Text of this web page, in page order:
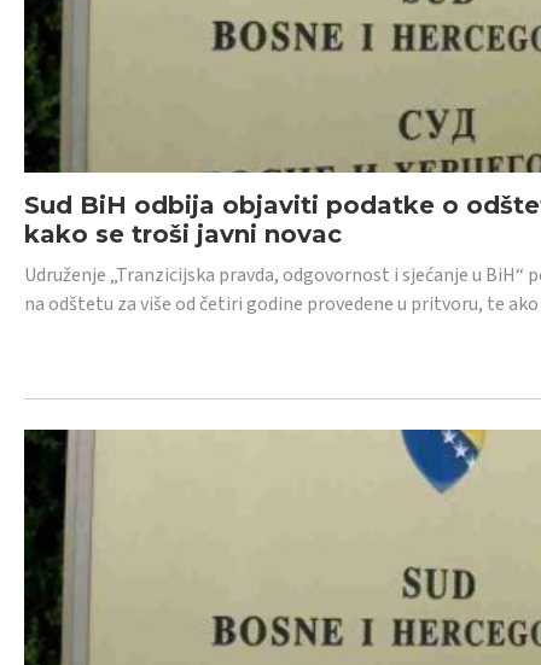
Sud BiH odbija objaviti podatke o
kako se troši javni novac
Udruženje „Tranzicijska pravda, odgovornost i sjećanje u
na odštetu za više od četiri godine provedene u pritvoru, te